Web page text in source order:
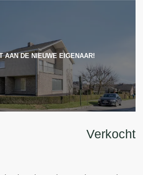
AAN DE NIEUWE EIGENAAR!
Verkocht